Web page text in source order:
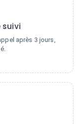
suivi
après 3 jours,